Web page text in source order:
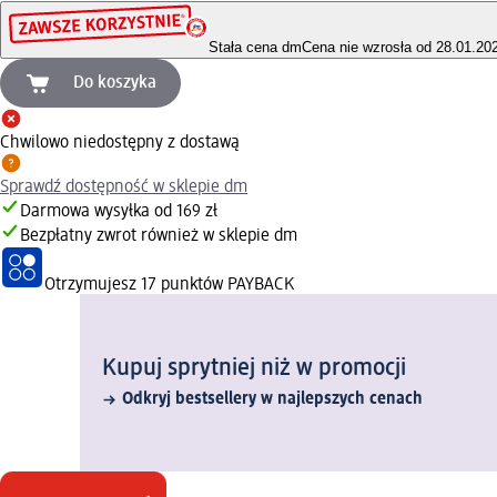
Stała cena dmCena nie wzrosła od
Do koszyka
Chwilowo niedostępny z dostawą
Sprawdź dostępność w sklepie dm
Darmowa wysyłka od 169 zł
Bezpłatny zwrot również w sklepie dm
Otrzymujesz 17 punktów PAYBACK
Kupuj sprytniej niż w promocji
Odkryj bestsellery w najlepszych cenach